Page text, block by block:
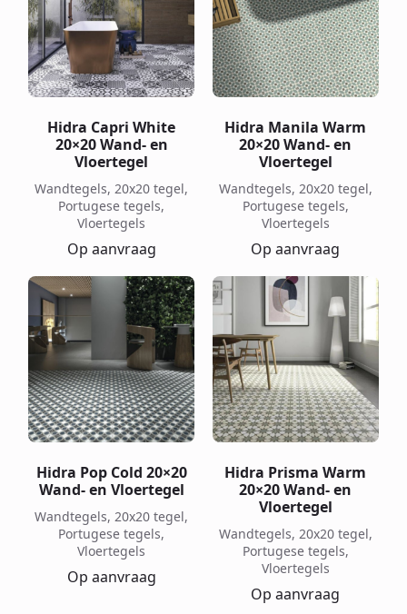
Wandtegels, 20x20 tegel,
Portugese tegels,
Vloertegels
Hidra Capri White
20×20 Wand- en
Vloertegel
Op aanvraag
Wandtegels, 20x20 tegel,
Portugese tegels,
Vloertegels
Hidra Manila Warm
20×20 Wand- en
Vloertegel
Op aanvraag
Wandtegels, 20x20 tegel,
Portugese tegels,
Vloertegels
Hidra Pop Cold 20×20
Wand- en Vloertegel
Op aanvraag
Wandtegels, 20x20 tegel,
Portugese tegels,
Vloertegels
Hidra Prisma Warm
20×20 Wand- en
Vloertegel
Op aanvraag